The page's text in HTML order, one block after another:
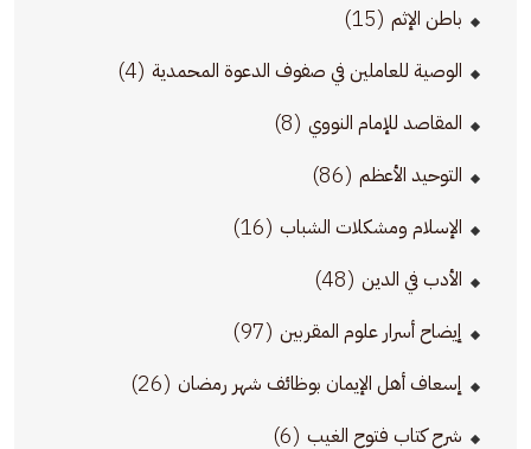
باطن الإثم (15)
الوصية للعاملين في صفوف الدعوة المحمدية (4)
المقاصد للإمام النووي (8)
التوحيد الأعظم (86)
الإسلام ومشكلات الشباب (16)
الأدب في الدين (48)
إيضاح أسرار علوم المقربين (97)
إسعاف أهل الإيمان بوظائف شهر رمضان (26)
شرح كتاب فتوح الغيب (6)